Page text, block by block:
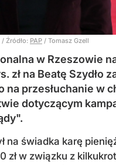
/ Źródło: PAP / Tomasz Gzell
w Rzeszowie
zł na Beatę Szydło
na przesłuchanie w
dotyczącym
na świadka karę
zł w związku z